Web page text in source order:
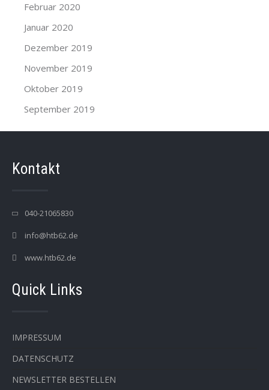
Februar 2020
Januar 2020
Dezember 2019
November 2019
Oktober 2019
September 2019
Kontakt
040-21065830
info@htb62.de
www.htb62.de
Quick Links
IMPRESSUM
DATENSCHUTZ
NEWSLETTER BESTELLEN